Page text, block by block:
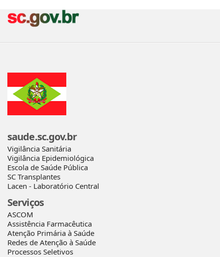
saude.sc.gov.br
Vigilância Sanitária
Vigilância Epidemiológica
Escola de Saúde Pública
SC Transplantes
Lacen - Laboratório Central
Serviços
ASCOM
Assistência Farmacêutica
Atenção Primária à Saúde
Redes de Atenção à Saúde
Processos Seletivos